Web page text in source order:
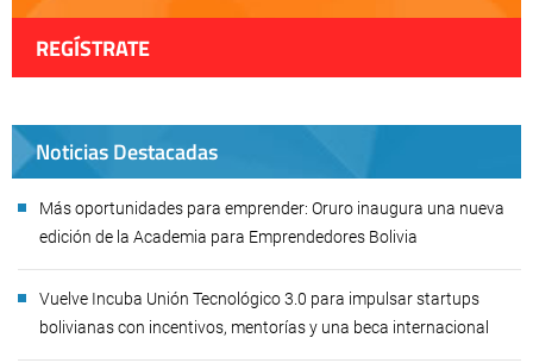
REGÍSTRATE
Noticias Destacadas
Más oportunidades para emprender: Oruro inaugura una nueva
edición de la Academia para Emprendedores Bolivia
Vuelve Incuba Unión Tecnológico 3.0 para impulsar startups
bolivianas con incentivos, mentorías y una beca internacional